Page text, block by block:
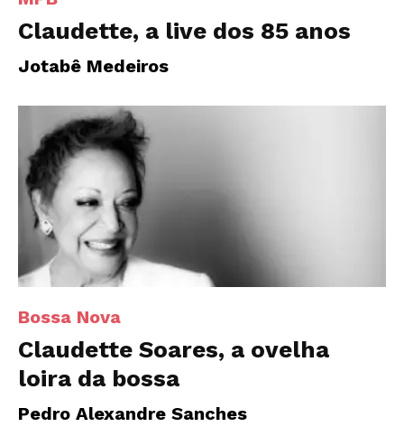
Claudette, a live dos 85 anos
Jotabê Medeiros
Bossa Nova
Claudette Soares, a ovelha
loira da bossa
Pedro Alexandre Sanches